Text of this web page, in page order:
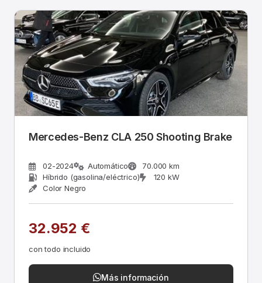
Mercedes-Benz CLA 250 Shooting Brake
02-2024 Automático
70.000 km
Híbrido (gasolina/eléctrico)
120 kW
Color Negro
32.952 €
con todo incluido
Más información